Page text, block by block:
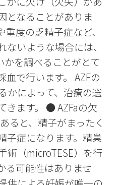
となることがありま
度の乏精子症など、
いような場合には、
かを調べることがとて
血で行います。 AZFの
かによって、治療の選
きます。 ● AZFaの欠
ると、精子がまったく
子症になります。精巣
術（microTESE）を行
る可能性はありませ